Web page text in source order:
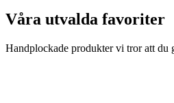
Våra utvalda favoriter
Handplockade produkter vi tror att du